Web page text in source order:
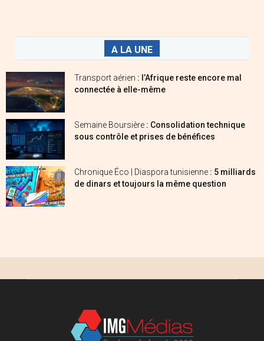
A LA UNE
Transport aérien : l’Afrique reste encore mal
connectée à elle-même
Semaine Boursière : Consolidation technique
sous contrôle et prises de bénéfices
Chronique Éco | Diaspora tunisienne : 5 milliards
de dinars et toujours la même question